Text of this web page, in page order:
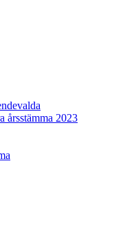
årsstämma 2023